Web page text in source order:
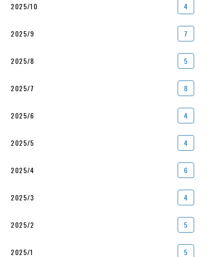
2025/10 4
2025/9 7
2025/8 5
2025/7 8
2025/6 4
2025/5 4
2025/4 6
2025/3 4
2025/2 5
2025/1 5